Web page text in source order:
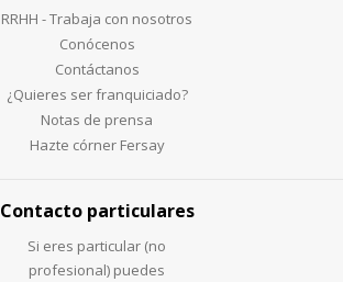
RRHH - Trabaja con nosotros
Conócenos
Contáctanos
¿Quieres ser franquiciado?
Notas de prensa
Hazte córner Fersay
Contacto particulares
Si eres particular (no
profesional) puedes